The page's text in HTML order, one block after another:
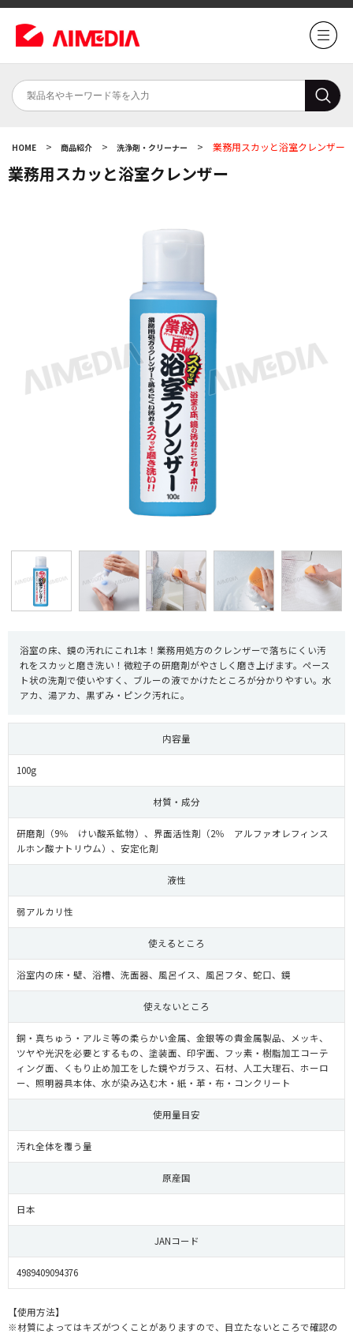
HOME > 商品紹介 > 洗浄剤・クリーナー > 業務用スカッと浴室クレンザー
業務用スカッと浴室クレンザー
浴室の床、鏡の汚れにこれ1本！業務用処方のクレンザーで落ちにくい汚
れをスカッと磨き洗い！微粒子の研磨剤がやさしく磨き上げます。ペース
ト状の洗剤で使いやすく、ブルーの液でかけたところが分かりやすい。水
アカ、湯アカ、黒ずみ・ピンク汚れに。
内容量
100g
材質・成分
研磨剤（9％ けい酸系鉱物）、界面活性剤（2％ アルファオレフィンス
ルホン酸ナトリウム）、安定化剤
液性
弱アルカリ性
使えるところ
浴室内の床・壁、浴槽、洗面器、風呂イス、風呂フタ、蛇口、鏡
使えないところ
銅・真ちゅう・アルミ等の柔らかい金属、金銀等の貴金属製品、メッキ、
ツヤや光沢を必要とするもの、塗装面、印字面、フッ素・樹脂加工コーテ
ィング面、くもり止め加工をした鏡やガラス、石材、人工大理石、ホーロ
ー、照明器具本体、水が染み込む木・紙・革・布・コンクリート
使用量目安
汚れ全体を覆う量
原産国
日本
JANコード
4989409094376
【使用方法】
※材質によってはキズがつくことがありますので、目立たないところで確認の